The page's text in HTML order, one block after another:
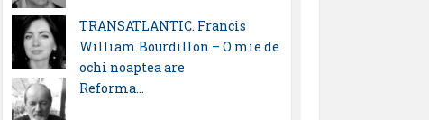
TRANSATLANTIC. Francis
William Bourdillon – O mie de
ochi noaptea are
Reforma…